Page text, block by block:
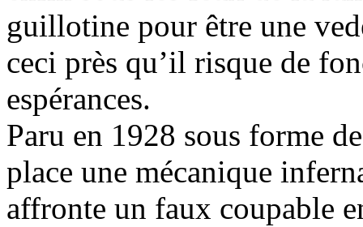
guillotine pour être une
ceci près qu’il risque de
espérances.
Paru en 1928 sous forme
place une mécanique
affronte un faux coupable